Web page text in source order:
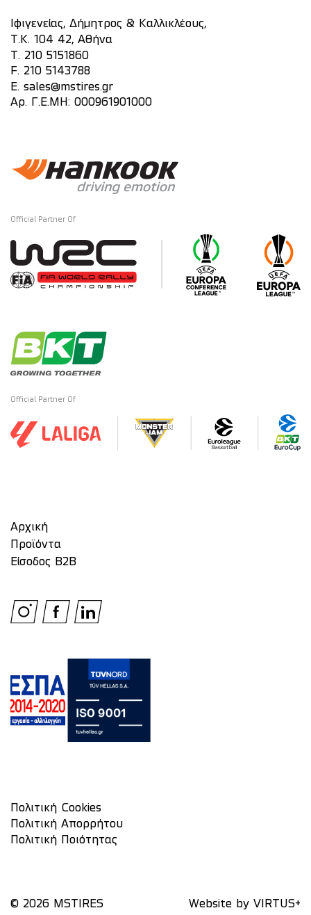
Ιφιγενείας, Δήμητρος & Καλλικλέους,
Τ.Κ. 104 42, Αθήνα
T. 210 5151860
F. 210 5143788
E. sales@mstires.gr
Αρ. Γ.Ε.ΜΗ: 000961901000
Official Partner Of
Official Partner Of
Αρχική
Προϊόντα
Είσοδος Β2Β
© 2026 MSTIRES
Πολιτική Cookies
Πολιτική Απορρήτου
Πολιτική Ποιότητας
Website by VIRTUS+